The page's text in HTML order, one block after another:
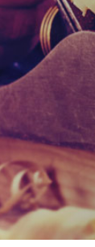
CENTRE LOUIS-
CENTRE SAINT-
ÉCOLE BOUDREAU